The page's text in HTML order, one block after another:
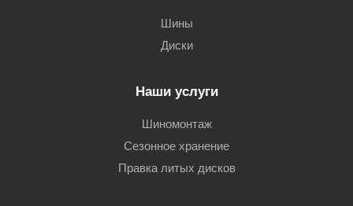
Шины
Диски
Наши услуги
Шиномонтаж
Сезонное хранение
Правка литых дисков